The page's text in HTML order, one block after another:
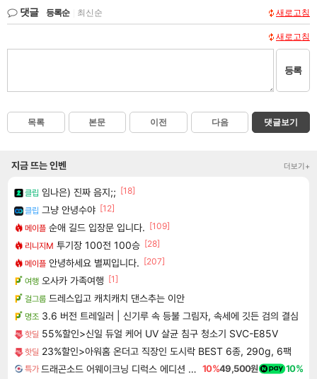
댓글 등록순 최신순 새로고침
새로고침
등록
목록 본문 이전 다음 댓글보기
지금 뜨는 인벤 더보기+
클립 임나은) 진짜 음지;; [18]
클립 그냥 안녕수야 [12]
메이플 순애 길드 입장문 입니다. [109]
리니지M 투기장 100전 100승 [28]
메이플 안녕하세요 별찌입니다. [207]
여행 오사카 가족여행 [1]
걸그룹 드레스입고 캐치캐치 댄스추는 이안
명조 3.6 버전 트레일러 | 신기루 속 등불 그림자, 속세에 깃든 검의 결심
핫딜 55%할인>신일 듀얼 케어 UV 살균 침구 청소기 SVC-E85V
핫딜 23%할인>아워홈 온더고 직장인 도시락 BEST 6종, 290g, 6팩
특가 드래곤소드 어웨이크닝 디럭스 에디션 DragonSword Awakening Deluxe Edition 10%49,500원 10%